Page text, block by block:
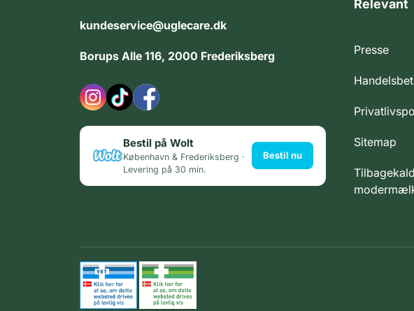
kundeservice@uglecare.dk
Borups Alle 116, 2000 Frederiksberg
Bestil på Wolt
København & Frederiksberg ·
Levering på 30 min.
Bestil nu
Relevant
Presse
Sitemap